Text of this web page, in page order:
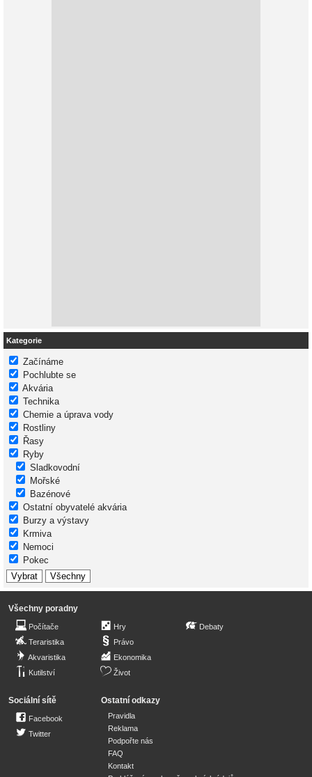
Kategorie
Začínáme
Pochlubte se
Akvária
Technika
Chemie a úprava vody
Rostliny
Řasy
Ryby
Sladkovodní
Mořské
Bazénové
Ostatní obyvatelé akvária
Burzy a výstavy
Krmiva
Nemoci
Pokec
Všechny poradny
Počítače
Teraristika
Akvaristika
Kutilství
Hry
Právo
Ekonomika
Život
Debaty
Sociální sítě
Facebook
Twitter
Ostatní odkazy
Pravidla
Reklama
Podpořte nás
FAQ
Kontakt